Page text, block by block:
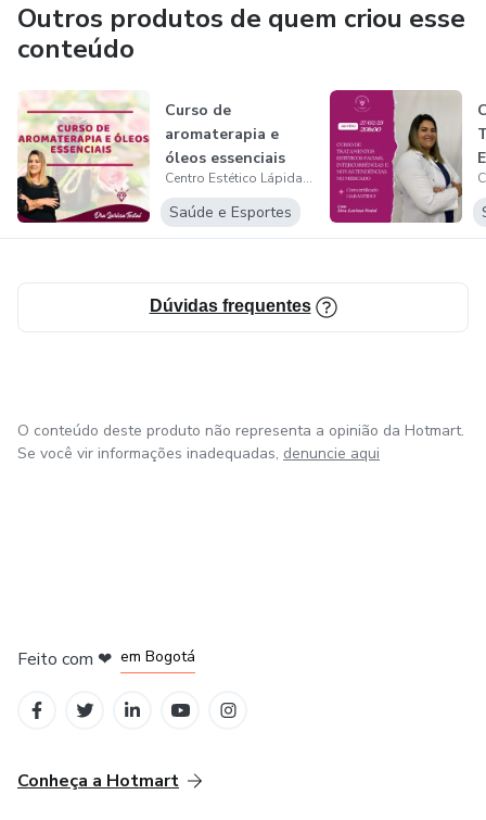
Outros produtos de quem criou esse
conteúdo
Curso de
aromaterapia e
óleos essenciais
Centro Estético Lápidar - Cursos Online
Saúde e Esportes
Dúvidas frequentes
O conteúdo deste produto não representa a opinião da Hotmart.
Se você vir informações inadequadas, denuncie aqui
Feito com ❤ em Bogotá
Conheça a Hotmart